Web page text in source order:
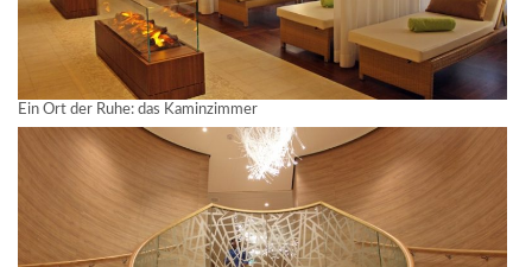
Ein Ort der Ruhe: das Kaminzimmer